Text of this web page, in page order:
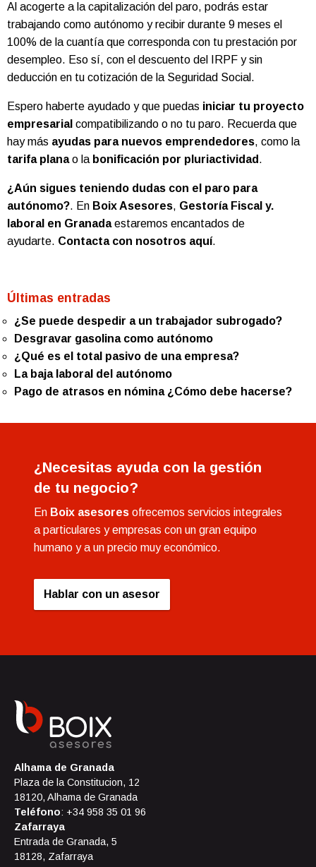
Al acogerte a la capitalización del paro, podrás estar
trabajando como autónomo y recibir durante 9 meses el
100% de la cuantía que corresponda con tu prestación por
desempleo. Eso sí, con el descuento del IRPF y sin
deducción en tu cotización de la Seguridad Social.
Espero haberte ayudado y que puedas iniciar tu proyecto
empresarial compatibilizando o no tu paro. Recuerda que
hay más ayudas para nuevos emprendedores, como la
tarifa planao la bonificación por pluriactividad .
¿Aún sigues teniendo dudas con el paro para
autónomo?. En Boix Asesores, Gestoría Fiscal y.
laboral en Granadaestaremos encantados de
ayudarte. Contacta con nosotros aquí.
Últimas entradas
¿Se puede despedir a un trabajador subrogado?
Desgravar gasolina como autónomo
¿Qué es el total pasivo de una empresa?
La baja laboral del autónomo
Pago de atrasos en nómina ¿Cómo debe hacerse?
¿Necesitas ayuda con la gestión
de tu negocio?
En Boix asesores ofrecemos servicios integrales
a particulares y empresas con un gran equipo
humano y a un precio muy económico.
Hablar con un asesor
Alhama de Granada
Plaza de la Constitucion, 12
18120, Alhama de Granada
Teléfono: +34 958 35 01 96
Zafarraya
Entrada de Granada, 5
18128, Zafarraya